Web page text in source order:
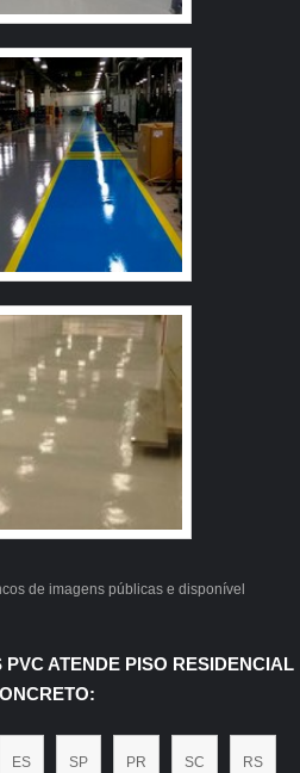
quando o assunto for piso
clientes encontram itens como
e argamassado uretano. É
com os serviços e
construídas por focar
final, tendo escritório de alta
as atividades e
isso, somado à performance
proativos e
garante a melhor experiência
Aproveite a visita para
sobre a empresa, os serviços
de imagens públicas e disponível
ATENDE PISO RESIDENCIAL
ES SP PR SC RS